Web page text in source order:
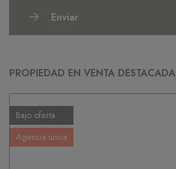
Enviar
PROPIEDAD EN VENTA DESTACADA
Bajo oferta
Agencia única